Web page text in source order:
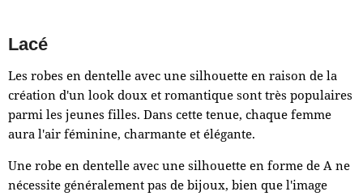
Lacé
Les robes en dentelle avec une silhouette en raison de la
création d'un look doux et romantique sont très populaires
parmi les jeunes filles. Dans cette tenue, chaque femme
aura l'air féminine, charmante et élégante.
Une robe en dentelle avec une silhouette en forme de A ne
nécessite généralement pas de bijoux, bien que l'image